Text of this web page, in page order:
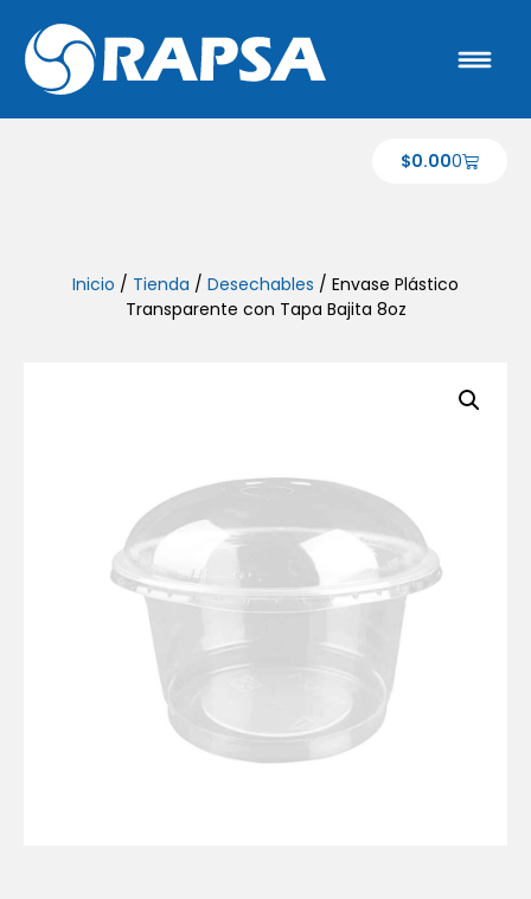
$0.000
Inicio / Tienda / Desechables / Envase Plástico
Transparente con Tapa Bajita 8oz